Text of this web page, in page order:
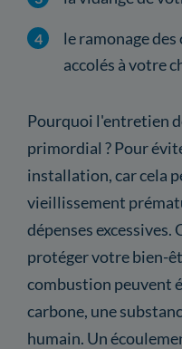
le ramonage
accolés à votre
Pourquoi l'entretien
primordial ? Pour
installation, car cela
vieillissement
dépenses
protéger votre bien-
combustion peuvent
carbone, une
humain. Un